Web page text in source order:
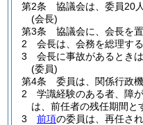
第2条
協議会は、委員20
(会長)
第3条
協議会に、会長を
2
会長は、会務を総理する
3
会長に事故があるとき
(委員)
第4条
委員は、関係行政
2
学識経験のある者、障
は、前任者の残任期間と
3
前項の委員は、再任さ